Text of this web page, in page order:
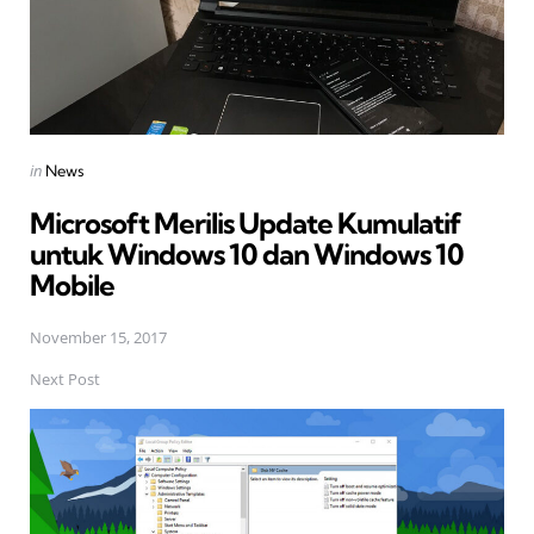
Posted
in News
Microsoft Merilis Update Kumulatif
untuk Windows 10 dan Windows 10
Mobile
November 15, 2017
Next Post